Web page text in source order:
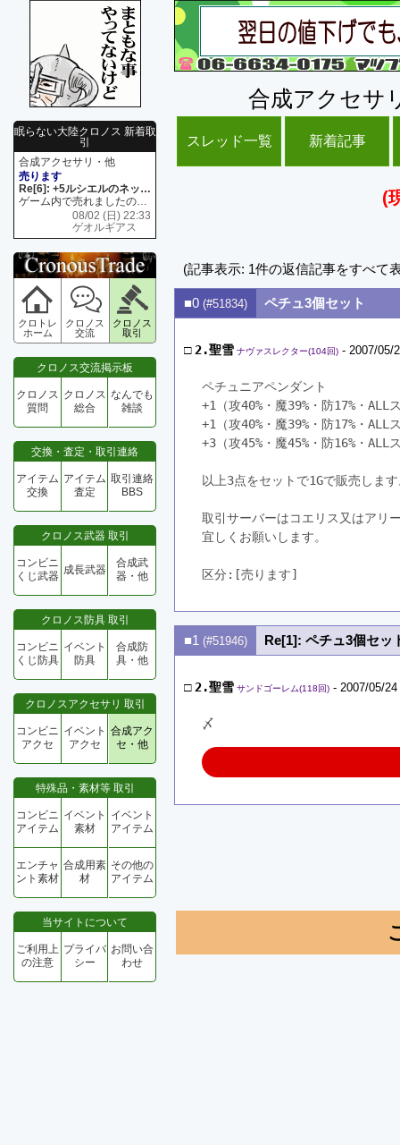
眠らない大陸クロノス 新着取
引
合成アクセサリ・他
売ります
Re[6]: +5ルシエルのネックレス
ゲーム内で売れましたので 在庫がネク1 リング4 となります リングのお値段は80G といたします
08/02 (日) 22:33
ゲオルギアス
クロトレ
ホーム
クロノス
交流
クロノス
取引
クロノス交流掲示板
クロノス
質問
クロノス
総合
なんでも
雑談
交換・査定・取引連絡
アイテム
交換
アイテム
査定
取引連絡
BBS
クロノス武器 取引
コンビニ
くじ武器 成長武器
合成武
器・他
クロノス防具 取引
コンビニ
くじ防具
イベント
防具
合成防
具・他
クロノスアクセサリ 取引
コンビニ
アクセ
イベント
アクセ
合成アク
セ・他
特殊品・素材等 取引
コンビニ
アイテム
イベント
素材
イベント
アイテム
エンチャ
ント素材
合成用素
材
その他の
アイテム
当サイトについて
ご利用上
の注意
プライバ
シー
お問い合
わせ
合成アクセサ
スレッド一覧 新着記事
(
(記事表示: 1件の返信記事をすべて
■0 (#51834) ペチュ3個セット
□ 2.聖雪 ナヴァスレクター(104回) - 2007/05/
ペチュニアペンダント
+1（攻40%・魔39%・防17%・ALL
+1（攻40%・魔39%・防17%・ALL
+3（攻45%・魔45%・防16%・ALL
以上3点をセットで1Gで販売しま
取引サーバーはコエリス又はアリ
宜しくお願いします。
区分:[売ります]
■1 (#51946) Re[1]: ペチュ3個セッ
□ 2.聖雪 サンドゴーレム(118回) - 2007/05/
〆